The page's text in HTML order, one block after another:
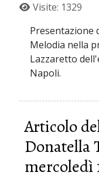
Visite: 1329
Presentazione
Melodia nella
Lazzaretto
Napoli.
Articolo
Donatella
mercoledì